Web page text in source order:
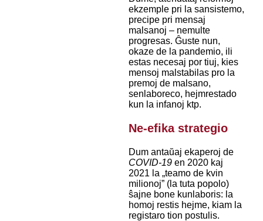
ekzemple pri la sansistemo,
precipe pri mensaj
malsanoj – nemulte
progresas. Ĝuste nun,
okaze de la pandemio, ili
estas necesaj por tiuj, kies
mensoj malstabilas pro la
premoj de malsano,
senlaboreco, hejmrestado
kun la infanoj ktp.
Ne-efika strategio
Dum antaŭaj ekaperoj de
COVID-19en 2020 kaj
2021 la „teamo de kvin
milionoj” (la tuta popolo)
ŝajne bone kunlaboris: la
homoj restis hejme, kiam la
registaro tion postulis.